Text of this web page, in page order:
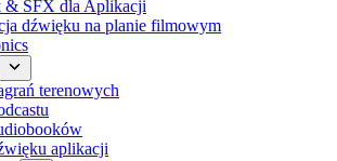
& SFX dla Aplikacji
dźwięku na planie filmowym
terenowych
aplikacji